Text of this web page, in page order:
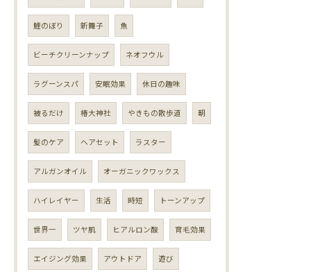
鯉のぼり 新舞子 魚
ビーチクリーンナップ ネオフウル
ラグーンスパ 安眠効果 休日の趣味
被るだけ 椿大神社 やきもの散歩道 朝
髪のケア ヘアセット ラスター
アルガンオイル オーガニックワックス
ハイレイヤー 生活 時短 トーンアップ
世界一 ツヤ肌 ヒアルロン酸 育毛効果
エイジング効果 アウトドア 遊び